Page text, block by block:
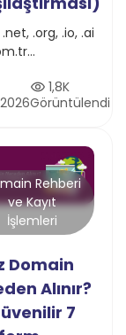
.org, .io, .ai
fiyat ve
doğru
1,8K
Görüntülendi
Rehberi
ve Kayıt
İşlemleri
Domain
Alınır?
7